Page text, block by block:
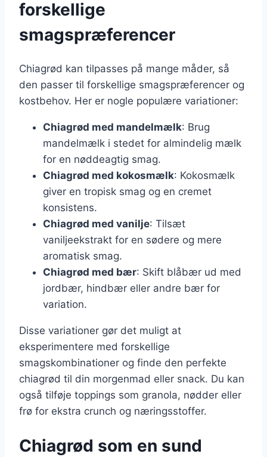
forskellige
smagspræferencer
Chiagrød kan tilpasses på mange måder, så
den passer til forskellige smagspræferencer og
kostbehov. Her er nogle populære variationer:
Chiagrød med mandelmælk: Brug
mandelmælk i stedet for almindelig mælk
for en nøddeagtig smag.
Chiagrød med kokosmælk: Kokosmælk
giver en tropisk smag og en cremet
konsistens.
Chiagrød med vanilje: Tilsæt
vaniljeekstrakt for en sødere og mere
aromatisk smag.
Chiagrød med bær: Skift blåbær ud med
jordbær, hindbær eller andre bær for
variation.
Disse variationer gør det muligt at
eksperimentere med forskellige
smagskombinationer og finde den perfekte
chiagrød til din morgenmad eller snack. Du kan
også tilføje toppings som granola, nødder eller
frø for ekstra crunch og næringsstoffer.
Chiagrød som en sund